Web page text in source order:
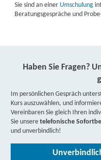
Sie sind an einer Umschulung
Beratungsgespräche und
Haben Sie Fragen?
Im persönlichen Gespräch
Kurs auszuwählen, und
Vereinbaren Sie gleich Ihren
Sie unseretelefonische
und unverbindlich!